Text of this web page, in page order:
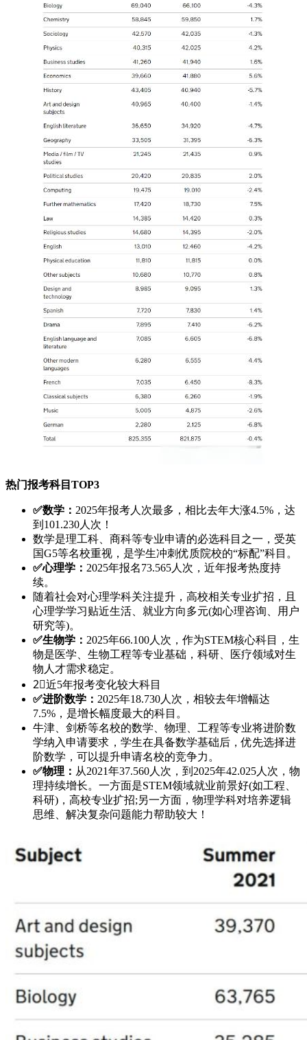
热门报考科目TOP3
✅数学： 2025年报考人次最多，相比去年大涨4.5%，达
到101.230人次！
数学是理工科、商科等专业申请的必选科目之一，受英
国G5等名校重视，是学生冲刺优质院校的“标配”科目。
✅心理学： 2025年报名73.565人次，近年报考热度持
续。
随着社会对心理学科关注提升，高校相关专业扩招，且
心理学学习贴近生活、就业方向多元(如心理咨询、用户
研究等)。
✅生物学： 2025年66.100人次，作为STEM核心科目，生
物是医学、生物工程等专业基础，科研、医疗领域对生
物人才需求稳定。
2⃣️近5年报考变化较大科目
✅进阶数学： 2025年18.730人次，相较去年增幅达
7.5%，是增长幅度最大的科目。
牛津、剑桥等名校的数学、物理、工程等专业将进阶数
学纳入申请要求，学生在具备数学基础后，优先选择进
阶数学，可以提升申请名校的竞争力。
✅物理： 从2021年37.560人次，到2025年42.025人次，物
理持续增长。一方面是STEM领域就业前景好(如工程、
科研)，高校专业扩招;另一方面，物理学科对培养逻辑
思维、解决复杂问题能力帮助较大！